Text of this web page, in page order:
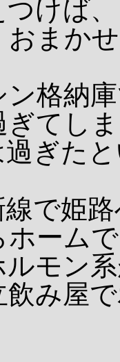
けば
まか
格納
ぎてし
ぎた
で姫路
ーム
モン
飲み屋で